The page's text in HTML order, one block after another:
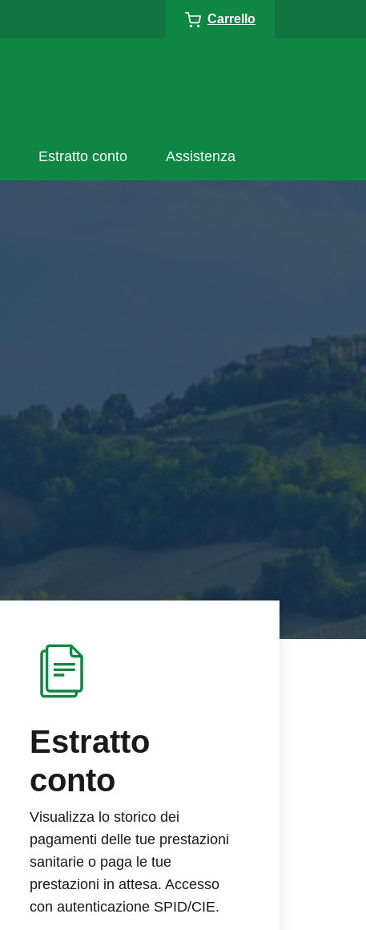
Carrello
Estratto conto Assistenza
Estratto
conto
Visualizza lo storico dei
pagamenti delle tue prestazioni
sanitarie o paga le tue
prestazioni in attesa. Accesso
con autenticazione SPID/CIE.